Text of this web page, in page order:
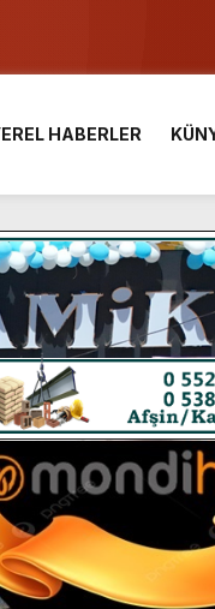
HABERLER